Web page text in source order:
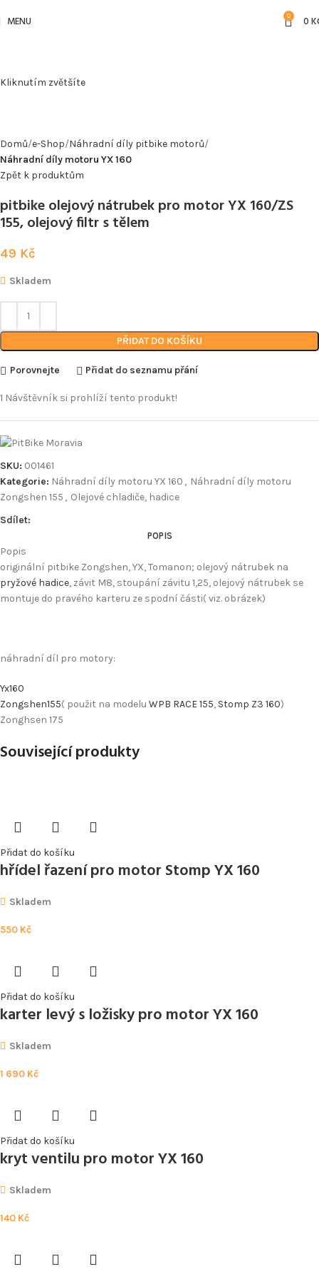
MENU 0 0
Kliknutím zvětšíte
Domů e-Shop Náhradní díly pitbike motorů
Náhradní díly motoru YX 160
Zpět k produktům
pitbike olejový nátrubek pro motor YX 160/ZS
155, olejový filtr s tělem
49 Kč
Skladem
PŘIDAT DO KOŠÍKU
Porovnejte Přidat do seznamu přání
1 Návštěvník si prohlíží tento produkt!
SKU: 001461
Kategorie: Náhradní díly motoru YX 160 , Náhradní díly motoru
Zongshen 155 , Olejové chladiče, hadice
Sdílet:
POPIS
Popis
originální pitbike Zongshen, YX, Tomanon; olejový nátrubek na
pryžové hadice, závit M8, stoupání závitu 1,25, olejový nátrubek se
montuje do pravého karteru ze spodní části( viz. obrázek)
náhradní díl pro motory:
Yx160
Zongshen155( použit na modelu WPB RACE 155, Stomp Z3 160)
Zonghsen 175
Související produkty
Přidat do košíku
hřídel řazení pro motor Stomp YX 160
Skladem
550 Kč
Přidat do košíku
karter levý s ložisky pro motor YX 160
Skladem
1 690 Kč
Přidat do košíku
kryt ventilu pro motor YX 160
Skladem
140 Kč